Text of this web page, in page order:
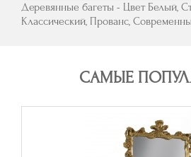
Деревянные багеты - Цвет Белый,
Классический, Прованс,
САМЫЕ